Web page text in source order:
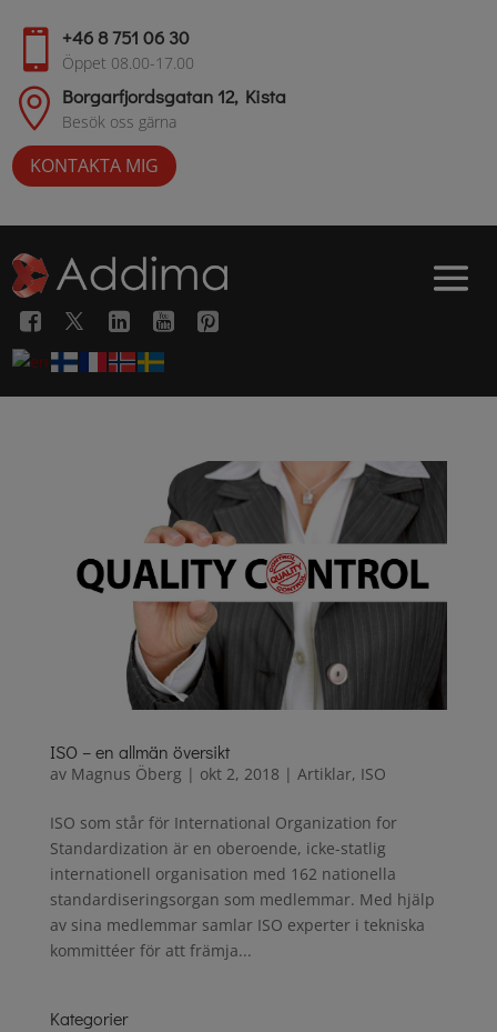
 +46 8 751 06 30
Öppet 08.00-17.00
 Borgarfjordsgatan 12, Kista
Besök oss gärna
KONTAKTA MIG
ISO – en allmän översikt
av Magnus Öberg | okt 2, 2018 | Artiklar, ISO
ISO som står för International Organization for
Standardization är en oberoende, icke-statlig
internationell organisation med 162 nationella
standardiseringsorgan som medlemmar. Med hjälp
av sina medlemmar samlar ISO experter i tekniska
kommittéer för att främja...
Kategorier